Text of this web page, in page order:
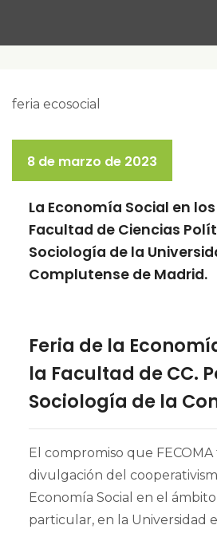
8 de marzo de 2023
La Economía Social en
Facultad de Ciencias
Sociología de la
Complutense de Madrid.
Feria de la
la Facultad de CC.
Sociología de la
El compromiso que
divulgación del
Economía Social en el
particular, en la Universidad